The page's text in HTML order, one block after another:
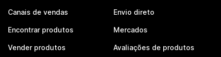
Canais de vendas
Encontrar produtos
Vender produtos
Envio direto
Mercados
Avaliações de produtos